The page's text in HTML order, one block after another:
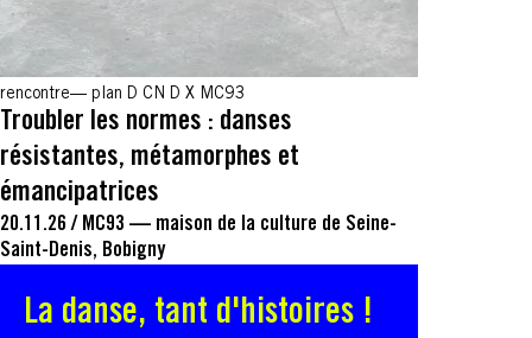
rencontre plan D CN D X MC93
Troubler les normes : danses
résistantes, métamorphes et
émancipatrices
20.11.26 / MC93 — maison de la culture de Seine-
Saint-Denis, Bobigny
La danse, tant d'histoires !